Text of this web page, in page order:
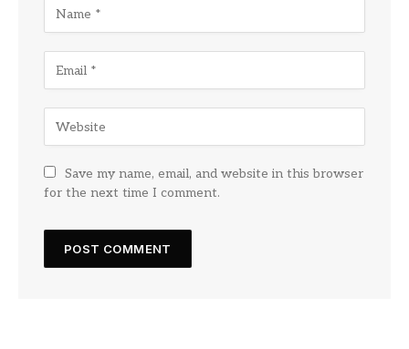
Save my name, email, and website in this browser
for the next time I comment.